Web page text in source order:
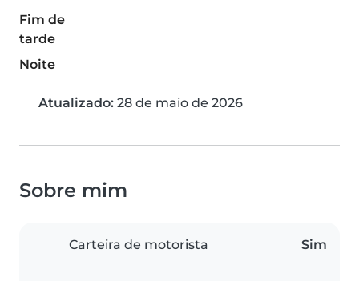
Fim de
tarde
Noite
Atualizado: 28 de maio de 2026
Sobre mim
Carteira de motorista Sim